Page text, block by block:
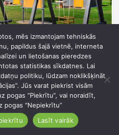
mēs izmantojam tehniskās
papildus šajā vietnē, interneta
un lietošanas pieredzes
statistikas sīkdatnes. Lai
politiku, lūdzam noklikšķināt
Jūs varat piekrist visām
pogas “Piekrītu”, vai noraidīt,
pogas “Nepiekrītu”
Lasīt vairāk